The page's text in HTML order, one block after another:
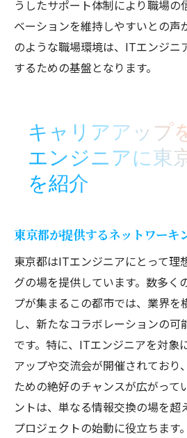
うしたサポート体制により職場の
ベーションを維持しやすいとの声
のような職場環境は、ITエンジニ
するための基盤となります。
キャリアアップ
エンジニアに東
を紹介
東京都が提供するネットワーキ
東京都はITエンジニアにとって理
グの場を提供しています。数多く
プが集まるこの都市では、業界を
し、新たなコラボレーションの可
です。特に、ITエンジニアを対象
アップや交流会が開催されており
ための絶好のチャンスが広がって
ントは、単なる情報交換の場を超
プロジェクトの始動に役立ちます